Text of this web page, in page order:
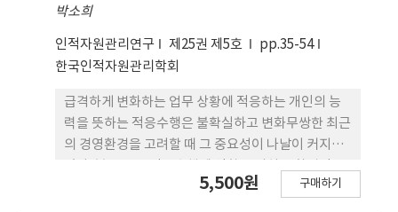
직지원인식을 조절변수로 하여 보다 포괄적인 관계를
상하이의 기업을 대상으로 설문을 실시하여 242 부의
설문지를 통계에 사용하였다. 가설검증 결과 변혁적
리더십과 거래적 리더십은 오두 팔로어의 창의성에
긍정적인 영향이 있는 것으로 나타났다. 또한 팔로어
의 정체성이 리더십과 팔로어의 창의성의 관계를 매
개하고 있으며, 리더십과 팔로어의 관계적 정체성은
지각된 조직지원인식에 의해 조절되고 있었다. 이와
박소희
인적자원관리연구 제25권 제5호
pp.35-54
한국인적자원관리학회
급격하게 변화하는 업무 상황에 적응하는 개인의 능
력을 뜻하는 적응수행은 불확실하고 변화무쌍한 최근
의 경영환경을 고려할 때 그 중요성이 나날이 커지고
인과 개인적 특성의 상호연관성을 밝히고자 하였으
5,500원 구매하기